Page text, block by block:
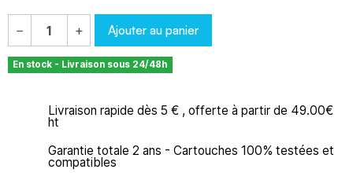
− + Ajouter au panier
En stock - Livraison sous 24/48h
Livraison rapide dès 5 € , offerte à partir de 49.00€
ht
Garantie totale 2 ans - Cartouches 100% testées et
compatibles